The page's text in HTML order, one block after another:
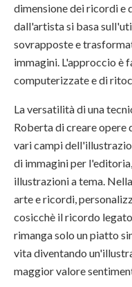
dimensione dei ricordi e
dall'artista si basa
sovrapposte e
immagini. L'approccio è
computerizzate e di
La versatilità di una
Roberta di creare opere
vari campi
di immagini per
illustrazioni a tema.
arte e ricordi,
cosicchè il ricordo
rimanga solo un piatto
vita diventando
maggior valore